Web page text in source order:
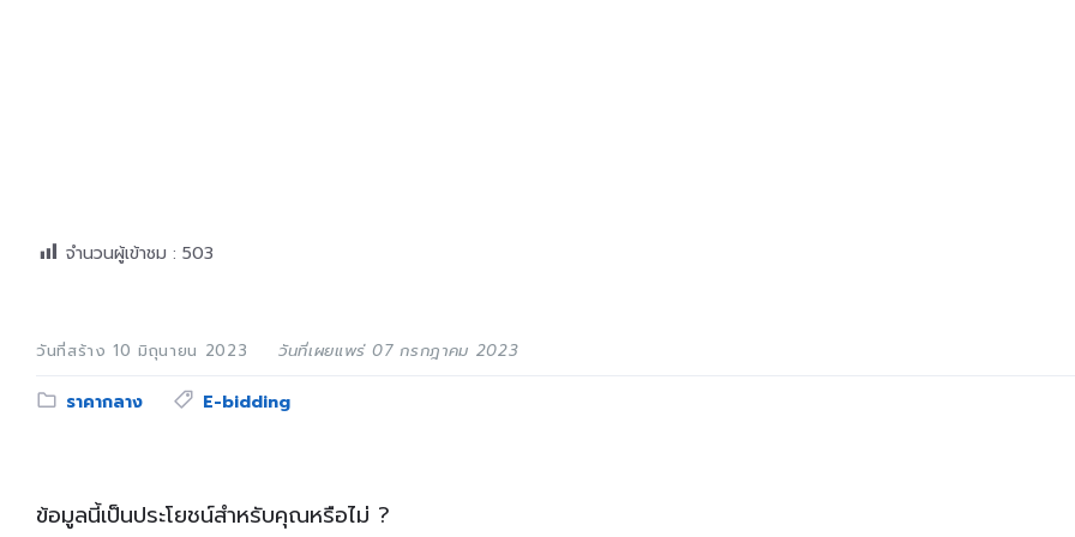
จำนวนผู้เข้าชม : 503
วันที่สร้าง 10 มิถุนายน 2023 วันที่เผยแพร่ 07 กรกฎาคม 2023
Category:
ราคากลาง Tags:
E-bidding
ข้อมูลนี้เป็นประโยชน์สำหรับคุณหรือไม่ ?